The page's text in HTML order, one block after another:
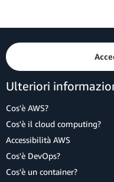
Ulteriori
Cos'è AWS?
Cos'è il cloud computing?
Accessibilità AWS
Cos'è DevOps?
Cos'è un container?